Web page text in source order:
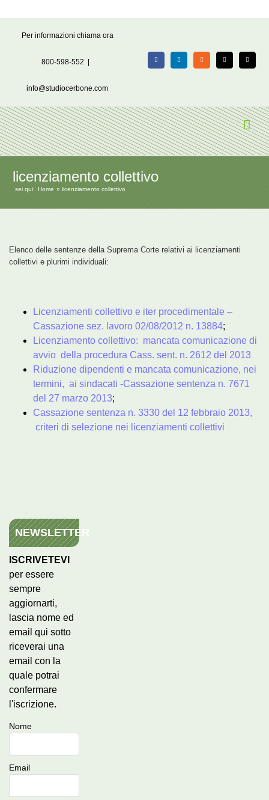
Per informazioni chiama ora
800-598-552
info@studiocerbone.com
FacebookLinkedIn Rss X Email
licenziamento collettivo
sei qui: Home licenziamento collettivo
Elenco delle sentenze della Suprema Corte relativi ai licenziamenti
collettivi e plurimi individuali:
Licenziamenti collettivo e iter procedimentale –
Cassazione sez. lavoro 02/08/2012 n. 13884;
Licenziamento collettivo: mancata comunicazione di
avvio della procedura Cass. sent. n. 2612 del 2013
Riduzione dipendenti e mancata comunicazione, nei
termini, ai sindacati -Cassazione sentenza n. 7671
del 27 marzo 2013;
Cassazione sentenza n. 3330 del 12 febbraio 2013,
criteri di selezione nei licenziamenti collettivi
NEWSLETTER
ISCRIVETEVI
per essere
sempre
aggiornarti,
lascia nome ed
email qui sotto
riceverai una
email con la
quale potrai
confermare
l'iscrizione.
Nome
Email